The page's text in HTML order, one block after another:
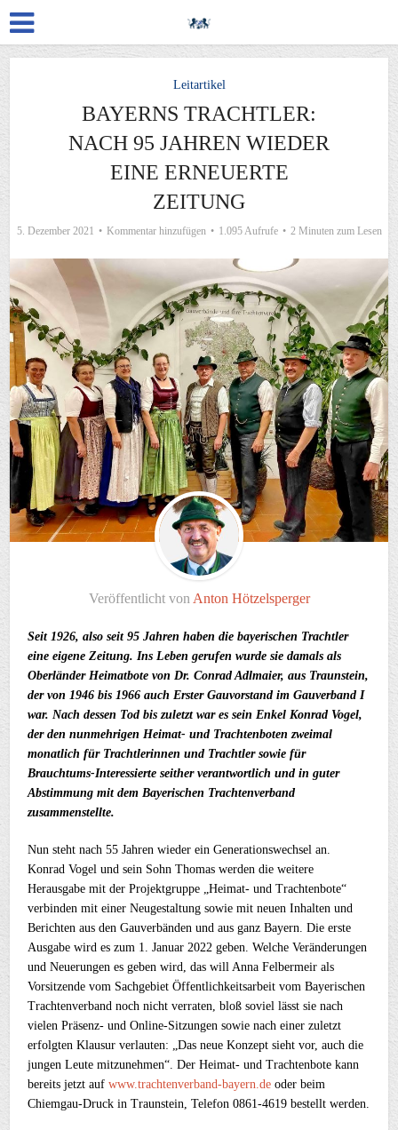
Leitartikel
BAYERNS TRACHTLER:
NACH 95 JAHREN WIEDER
EINE ERNEUERTE
ZEITUNG
5. Dezember 2021 Kommentar hinzufügen 1.095 Aufrufe 2 Minuten zum Lesen
Veröffentlicht von Anton Hötzelsperger
Seit 1926, also seit 95 Jahren haben die bayerischen Trachtler
eine eigene Zeitung. Ins Leben gerufen wurde sie damals als
Oberländer Heimatbote von Dr. Conrad Adlmaier, aus Traunstein,
der von 1946 bis 1966 auch Erster Gauvorstand im Gauverband I
war. Nach dessen Tod bis zuletzt war es sein Enkel Konrad Vogel,
der den nunmehrigen Heimat- und Trachtenboten zweimal
monatlich für Trachtlerinnen und Trachtler sowie für
Brauchtums-Interessierte seither verantwortlich und in guter
Abstimmung mit dem Bayerischen Trachtenverband
zusammenstellte.
Nun steht nach 55 Jahren wieder ein Generationswechsel an.
Konrad Vogel und sein Sohn Thomas werden die weitere
Herausgabe mit der Projektgruppe „Heimat- und Trachtenbote“
verbinden mit einer Neugestaltung sowie mit neuen Inhalten und
Berichten aus den Gauverbänden und aus ganz Bayern. Die erste
Ausgabe wird es zum 1. Januar 2022 geben. Welche Veränderungen
und Neuerungen es geben wird, das will Anna Felbermeir als
Vorsitzende vom Sachgebiet Öffentlichkeitsarbeit vom Bayerischen
Trachtenverband noch nicht verraten, bloß soviel lässt sie nach
vielen Präsenz- und Online-Sitzungen sowie nach einer zuletzt
erfolgten Klausur verlauten: „Das neue Konzept sieht vor, auch die
jungen Leute mitzunehmen“. Der Heimat- und Trachtenbote kann
bereits jetzt aufwww.trachtenverband-bayern.de oder beim
Chiemgau-Druck in Traunstein, Telefon 0861-4619 bestellt werden.